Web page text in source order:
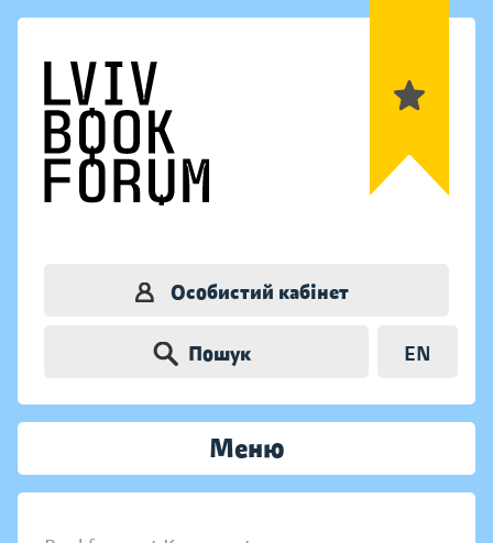
Особистий кабінет
Пошук EN
Меню